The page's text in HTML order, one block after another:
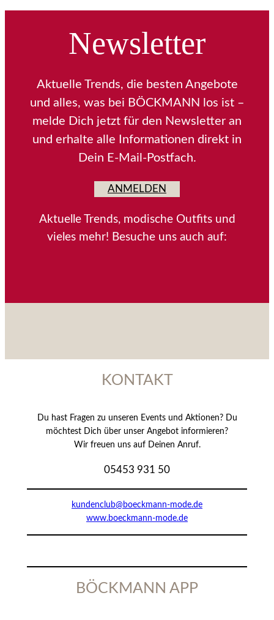
Newsletter
Aktuelle Trends, die besten Angebote
und alles, was bei BÖCKMANN los ist –
melde Dich jetzt für den Newsletter an
und erhalte alle Informationen direkt in
Dein E-Mail-Postfach.
ANMELDEN
Aktuelle Trends, modische Outfits und
vieles mehr! Besuche uns auch auf:
KONTAKT
Du hast Fragen zu unseren Events und Aktionen? Du
möchtest Dich über unser Angebot informieren?
Wir freuen uns auf Deinen Anruf.
05453 931 50
kundenclub@boeckmann-mode.de
www.boeckmann-mode.de
BÖCKMANN APP